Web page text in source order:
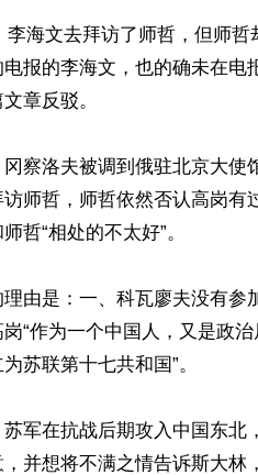
李海文去拜访了师哲，但师
报的李海文，也的确未在电
章反驳。
察洛夫被调到俄驻北京大使
师哲，师哲依然否认高岗
哲“相处的不太好”。
由是：一、科瓦廖夫没有
“作为一个中国人，又是政
苏联第十七共和国”。
军在抗战后期攻入中国东
并想将不满之情告诉斯大